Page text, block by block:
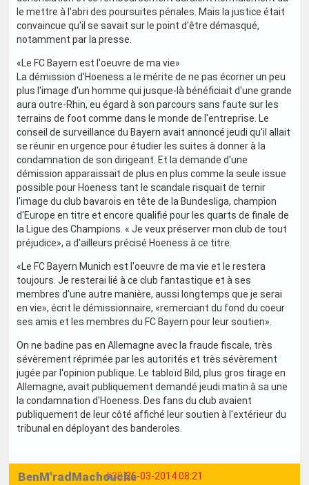
le mettre à l'abri des poursuites pénales. Mais la justice était
convaincue qu'il se savait sur le point d'être démasqué,
notamment par la presse.
«Le FC Bayern est l'oeuvre de ma vie»
La démission d'Hoeness a le mérite de ne pas écorner un peu
plus l'image d'un homme qui jusque-là bénéficiait d'une grande
aura outre-Rhin, eu égard à son parcours sans faute sur les
terrains de foot comme dans le monde de l'entreprise. Le
conseil de surveillance du Bayern avait annoncé jeudi qu'il allait
se réunir en urgence pour étudier les suites à donner à la
condamnation de son dirigeant. Et la demande d'une
démission apparaissait de plus en plus comme la seule issue
possible pour Hoeness tant le scandale risquait de ternir
l'image du club bavarois en tête de la Bundesliga, champion
d'Europe en titre et encore qualifié pour les quarts de finale de
la Ligue des Champions. « Je veux préserver mon club de tout
préjudice», a d'ailleurs précisé Hoeness à ce titre.
«Le FC Bayern Munich est l'oeuvre de ma vie et le restera
toujours. Je resterai lié à ce club fantastique et à ses
membres d'une autre manière, aussi longtemps que je serai
en vie», écrit le démissionnaire, «remerciant du fond du coeur
ses amis et les membres du FC Bayern pour leur soutien».
On ne badine pas en Allemagne avec la fraude fiscale, très
sévèrement réprimée par les autorités et très sévèrement
jugée par l'opinion publique. Le tabloïd Bild, plus gros tirage en
Allemagne, avait publiquement demandé jeudi matin à sa une
la condamnation d'Hoeness. Des fans du club avaient
publiquement de leur côté affiché leur soutien à l'extérieur du
tribunal en déployant des banderoles.
#39 26-03-2014 08:21
BenM'radMachouche